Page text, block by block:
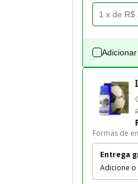
Formas de
Entrega
Adicione